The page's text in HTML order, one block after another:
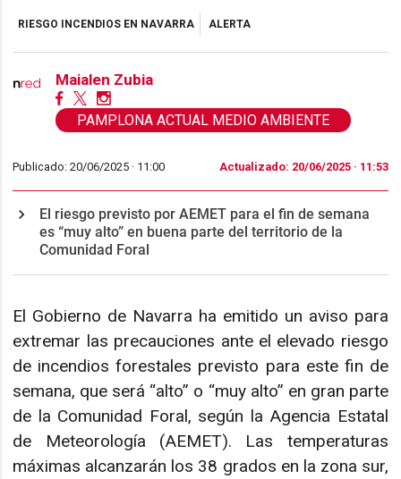
RIESGO INCENDIOS EN NAVARRA ALERTA
Maialen Zubia
PAMPLONA ACTUAL MEDIO AMBIENTE
Publicado: 20/06/2025 · 11:00 Actualizado: 20/06/2025 · 11:53
El riesgo previsto por AEMET para el fin de semana
es “muy alto” en buena parte del territorio de la
Comunidad Foral
El Gobierno de Navarra ha emitido un aviso para
extremar las precauciones ante el elevado riesgo
de incendios forestales previsto para este fin de
semana, que será “alto” o “muy alto” en gran parte
de la Comunidad Foral, según la Agencia Estatal
de Meteorología (AEMET). Las temperaturas
máximas alcanzarán los 38 grados en la zona sur,